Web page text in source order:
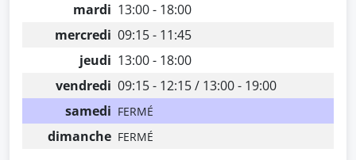
mardi 13:00 - 18:00
mercredi 09:15 - 11:45
jeudi 13:00 - 18:00
vendredi 09:15 - 12:15 / 13:00 - 19:00
samedi FERMÉ
dimanche FERMÉ